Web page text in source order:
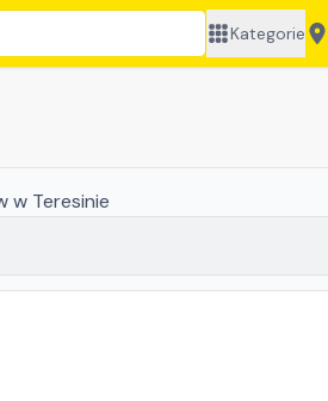
Kategorie
w Teresinie